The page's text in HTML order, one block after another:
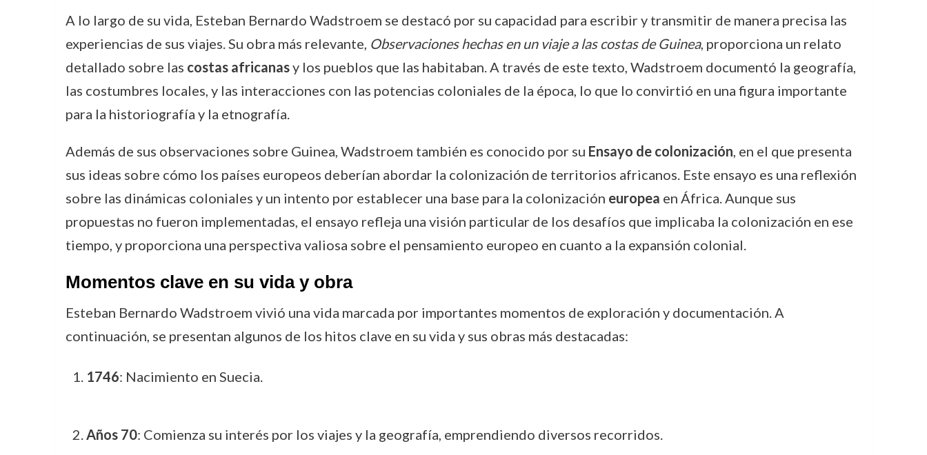
A lo largo de su vida, Esteban Bernardo Wadstroem se destacó por su capacidad para escribir y transmitir de manera precisa las
experiencias de sus viajes. Su obra más relevante, Observaciones hechas en un viaje a las costas de Guinea, proporciona un relato
detallado sobre las costas africanasy los pueblos que las habitaban. A través de este texto, Wadstroem documentó la geografía,
las costumbres locales, y las interacciones con las potencias coloniales de la época, lo que lo convirtió en una figura importante
para la historiografía y la etnografía.
Además de sus observaciones sobre Guinea, Wadstroem también es conocido por su Ensayo de colonización, en el que presenta
sus ideas sobre cómo los países europeos deberían abordar la colonización de territorios africanos. Este ensayo es una reflexión
sobre las dinámicas coloniales y un intento por establecer una base para la colonización europea en África. Aunque sus
propuestas no fueron implementadas, el ensayo refleja una visión particular de los desafíos que implicaba la colonización en ese
tiempo, y proporciona una perspectiva valiosa sobre el pensamiento europeo en cuanto a la expansión colonial.
Momentos clave en su vida y obra
Esteban Bernardo Wadstroem vivió una vida marcada por importantes momentos de exploración y documentación. A
continuación, se presentan algunos de los hitos clave en su vida y sus obras más destacadas:
1746: Nacimiento en Suecia.
Años 70: Comienza su interés por los viajes y la geografía, emprendiendo diversos recorridos.